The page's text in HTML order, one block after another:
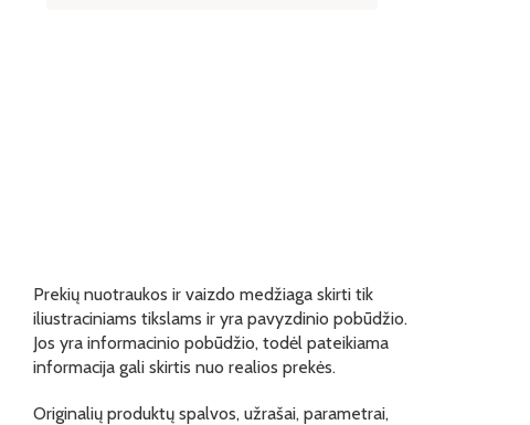
Prekių nuotraukos ir vaizdo medžiaga skirti tik
iliustraciniams tikslams ir yra pavyzdinio pobūdžio.
Jos yra informacinio pobūdžio, todėl pateikiama
informacija gali skirtis nuo realios prekės.
Originalių produktų spalvos, užrašai, parametrai,